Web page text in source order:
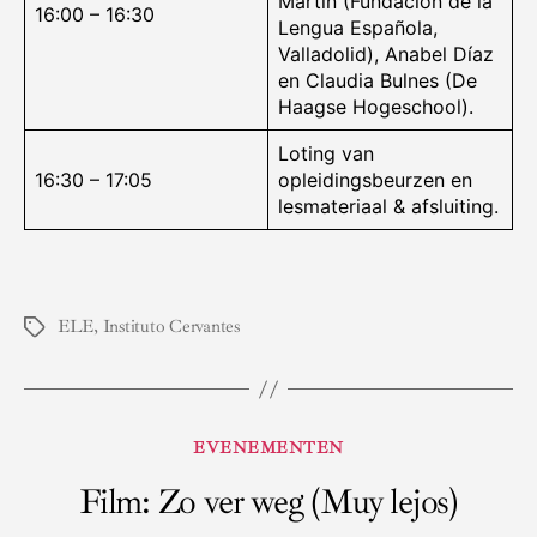
16:00 – 16:30
Lengua Española,
Valladolid), Anabel Díaz
en Claudia Bulnes (De
Haagse Hogeschool).
16:30 – 17:05
Loting van
opleidingsbeurzen en
lesmateriaal & afsluiting.
Tags ELE, Instituto Cervantes
Categorieën
EVENEMENTEN
Film: Zo ver weg (Muy lejos)